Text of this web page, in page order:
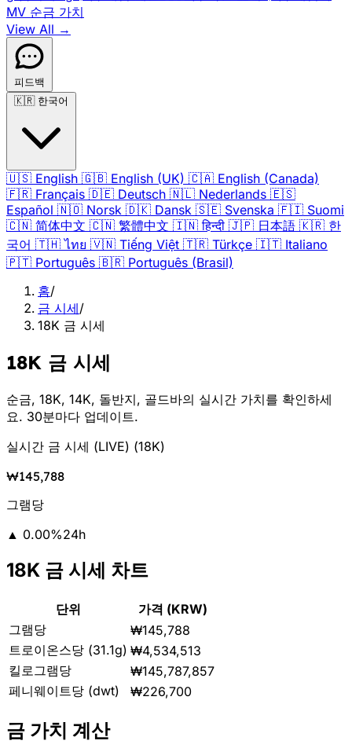
MV 순금 가치
View All →
피드백
🇰🇷 한국어
🇺🇸 English 🇬🇧 English (UK) 🇨🇦 English (Canada)
🇫🇷 Français 🇩🇪 Deutsch 🇳🇱 Nederlands 🇪🇸
Español 🇳🇴 Norsk 🇩🇰 Dansk 🇸🇪 Svenska 🇫🇮 Suomi
🇨🇳 简体中文 🇨🇳 繁體中文 🇮🇳 हिन्दी 🇯🇵 日本語 🇰🇷 한
국어 🇹🇭 ไทย 🇻🇳 Tiếng Việt 🇹🇷 Türkçe 🇮🇹 Italiano
🇵🇹 Português 🇧🇷 Português (Brasil)
홈/
금 시세/
18K 금 시세
18K 금 시세
순금, 18K, 14K, 돌반지, 골드바의 실시간 가치를 확인하세
요. 30분마다 업데이트.
실시간 금 시세 (LIVE) (18K)
₩145,788
그램당
▲ 0.00%24h
18K 금 시세 차트
단위
가격 (KRW)
그램당
₩145,788
트로이온스당 (31.1g) ₩4,534,513
킬로그램당
₩145,787,857
페니웨이트당 (dwt)
₩226,700
금 가치 계산